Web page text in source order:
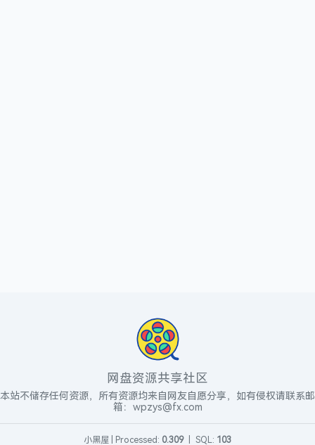
网盘资源共享社区
本站不储存任何资源，所有资源均来自网友自愿分享，如有侵权请联系邮
箱：wpzys@fx.com
小黑屋 Processed: 0.309 SQL: 103